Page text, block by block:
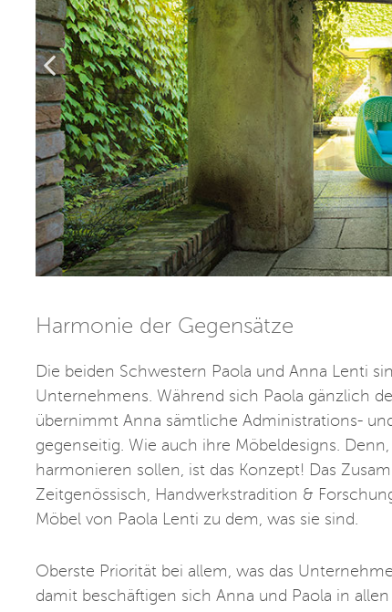
Harmonie der Gegensätze
Die beiden Schwestern Paola und Anna Lenti
Unternehmens. Während sich Paola gänzlich
übernimmt Anna sämtliche Administrations-
gegenseitig. Wie auch ihre Möbeldesigns.
harmonieren sollen, ist das Konzept! Das
Zeitgenössisch, Handwerkstradition &
Möbel von Paola Lenti zu dem, was sie sind.
Oberste Priorität bei allem, was das
damit beschäftigen sich Anna und Paola in